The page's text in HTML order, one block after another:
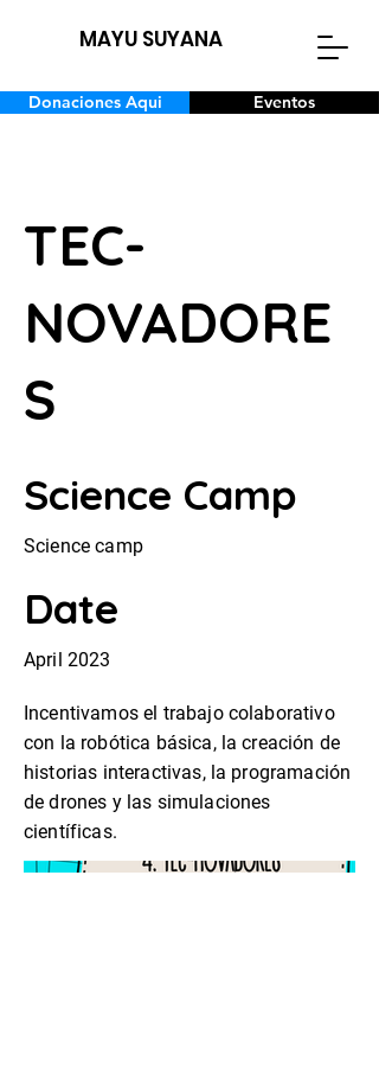
MAYU SUYANA
Donaciones Aqui Eventos
TEC-
NOVADORE
S
Science Camp
Science camp
Date
April 2023
Incentivamos el trabajo colaborativo
con la robótica básica, la creación de
historias interactivas, la programación
de drones y las simulaciones
científicas.